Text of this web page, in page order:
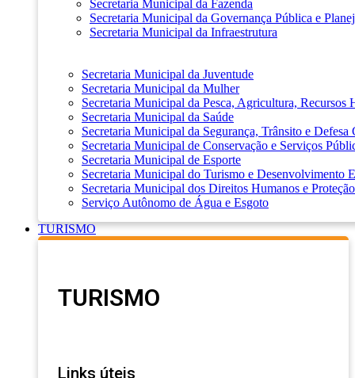
Secretaria Municipal da Fazenda
Secretaria Municipal da Governança Pública e
Secretaria Municipal da Infraestrutura
Secretaria Municipal da Juventude
Secretaria Municipal da Mulher
Secretaria Municipal da Pesca, Agricultura, Recursos
Secretaria Municipal da Saúde
Secretaria Municipal da Segurança, Trânsito e Defesa
Secretaria Municipal de Conservação e Serviços
Secretaria Municipal de Esporte
Secretaria Municipal do Turismo e Desenvolvimento
Secretaria Municipal dos Direitos Humanos e
Serviço Autônomo de Água e Esgoto
TURISMO
TURISMO
Links úteis